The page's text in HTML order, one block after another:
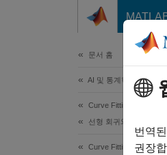
문서 홈
AI 및 통계학
Curve Fitting Toolbox
선형 회귀와 비선형 회귀
Curve Fitting Toolbox
번역
권장